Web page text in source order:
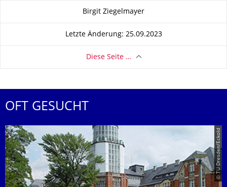
Birgit Ziegelmayer
Letzte Änderung: 25.09.2023
Diese Seite …
OFT GESUCHT
© TU Dresden/Eckold